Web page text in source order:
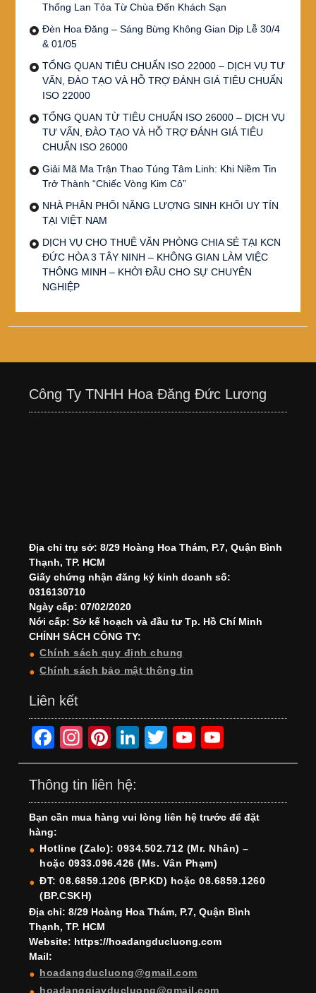
Thống Lan Tỏa Từ Chùa Đến Khách Sạn
Đèn Hoa Đăng – Sáng Bừng Không Gian Dịp Lễ 30/4
& 01/05
TỔNG QUAN TIÊU CHUẨN ISO 22000 – DỊCH VỤ TƯ
VẤN, ĐÀO TẠO VÀ HỖ TRỢ ĐÁNH GIÁ TIÊU CHUẨN
ISO 22000
TỔNG QUAN TỪ TIÊU CHUẨN ISO 26000 – DỊCH VỤ
TƯ VẤN, ĐÀO TẠO VÀ HỖ TRỢ ĐÁNH GIÁ TIÊU
CHUẨN ISO 26000
Giải Mã Ma Trận Thao Túng Tâm Linh: Khi Niềm Tin
Trở Thành “Chiếc Vòng Kim Cô”
NHÀ PHÂN PHỐI NĂNG LƯỢNG SINH KHỐI UY TÍN
TẠI VIỆT NAM
DỊCH VỤ CHO THUÊ VĂN PHÒNG CHIA SẺ TẠI KCN
ĐỨC HÒA 3 TÂY NINH – KHÔNG GIAN LÀM VIỆC
THÔNG MINH – KHỞI ĐẦU CHO SỰ CHUYÊN
NGHIỆP
Công Ty TNHH Hoa Đăng Đức Lương
Địa chỉ trụ sở: 8/29 Hoàng Hoa Thám, P.7, Quận Bình
Thạnh, TP. HCM
Giấy chứng nhận đăng ký kinh doanh số:
0316130710
Ngày cấp: 07/02/2020
Nới cấp: Sở kế hoạch và đầu tư Tp. Hồ Chí Minh
CHÍNH SÁCH CÔNG TY:
Chính sách quy định chung
Chính sách bảo mật thông tin
Liên kết
F
a
c
e
b
o
o
k
In
st
a
gr
a
m
Pi
nt
er
e
st
Li
n
e
dI
n
T
wi
er
Y
o
T
u
b
e
o
T
u
b
e
h
Thông tin liên hệ:
Bạn cần mua hàng vui lòng liên hệ trước để đặt
hàng:
Hotline (Zalo): 0934.502.712 (Mr. Nhân) –
hoặc 0933.096.426 (Ms. Vân Phạm)
ĐT: 08.6859.1206 (BP.KD) hoặc 08.6859.1260
(BP.CSKH)
Địa chỉ: 8/29 Hoàng Hoa Thám, P.7, Quận Bình
Thạnh, TP. HCM
Website: https://hoadangducluong.com
Mail:
hoadangducluong@gmail.com
hoadanggiayducluong@gmail.com